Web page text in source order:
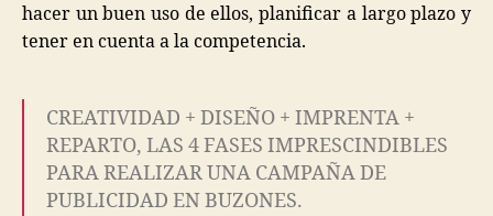
hacer un buen uso de ellos, planificar a largo plazo y
tener en cuenta a la competencia.
CREATIVIDAD + DISEÑO + IMPRENTA +
REPARTO, LAS 4 FASES IMPRESCINDIBLES
PARA REALIZAR UNA CAMPAÑA DE
PUBLICIDAD EN BUZONES.